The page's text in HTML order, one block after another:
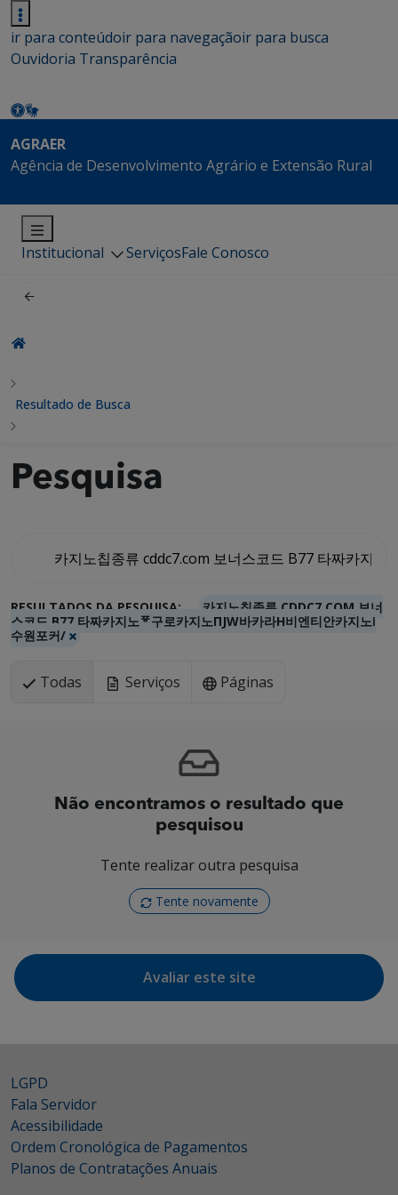
ir para conteúdoir para navegaçãoir para busca
Ouvidoria Transparência
AGRAER
Agência de Desenvolvimento Agrário e Extensão Rural
Institucional ServiçosFale Conosco
Resultado de Busca
Pesquisa
RESULTADOS DA PESQUISA:
카지노칩종류 CDDC7.COM 보너
스코드 B77 타짜카지노ᅗ구로카지노ΠJW바카라Н비엔티안카지노ǀ
수원포커/
Todas Serviços Páginas
Não encontramos o resultado que
pesquisou
Tente realizar outra pesquisa
Tente novamente
Avaliar este site
LGPD
Fala Servidor
Acessibilidade
Ordem Cronológica de Pagamentos
Planos de Contratações Anuais